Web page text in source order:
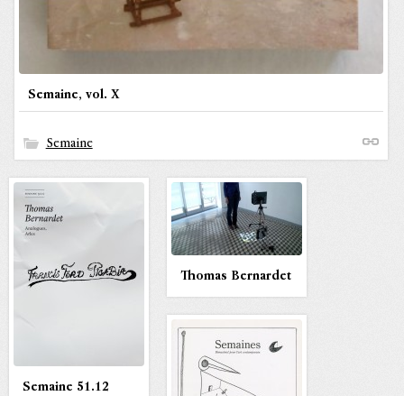
Semaine, vol. X
Semaine
Semaine 51.12
Thomas Bernardet